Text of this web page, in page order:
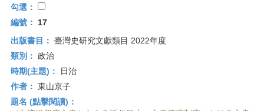
勾選：
編號：
17
出版書目： 臺灣史研究文獻類目 2022年度
類別： 政治
時期(主題)：
日治
作者： 東山京子
題名 (點擊閱讀)：